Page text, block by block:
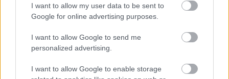
I want to allow my user data to be sent to
Google for online advertising purposes.
I want to allow Google to send me
personalized advertising.
I want to allow Google to enable storage
Kövess minket a Facebookon